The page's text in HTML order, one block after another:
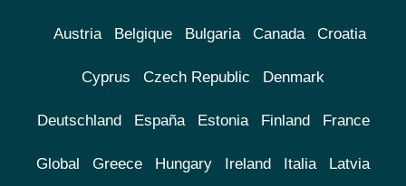
Austria Belgique Bulgaria Canada Croatia
Cyprus Czech Republic Denmark
Deutschland España Estonia Finland France
Global Greece Hungary Ireland Italia Latvia